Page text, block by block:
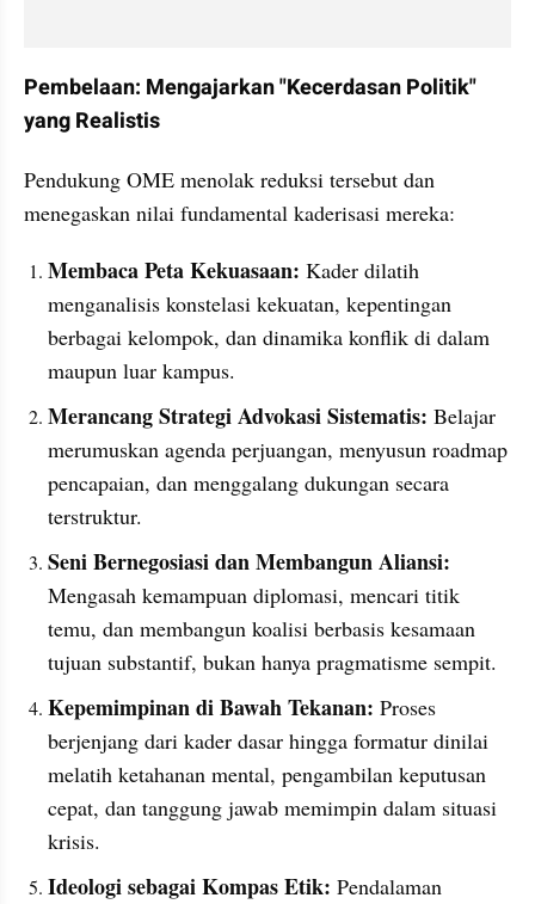
Pembelaan: Mengajarkan "Kecerdasan Politik"
yang Realistis
Pendukung OME menolak reduksi tersebut dan
menegaskan nilai fundamental kaderisasi mereka:
Membaca Peta Kekuasaan: Kader dilatih
menganalisis konstelasi kekuatan, kepentingan
berbagai kelompok, dan dinamika konflik di dalam
maupun luar kampus.
Merancang Strategi Advokasi Sistematis: Belajar
merumuskan agenda perjuangan, menyusun roadmap
pencapaian, dan menggalang dukungan secara
terstruktur.
Seni Bernegosiasi dan Membangun Aliansi:
Mengasah kemampuan diplomasi, mencari titik
temu, dan membangun koalisi berbasis kesamaan
tujuan substantif, bukan hanya pragmatisme sempit.
Kepemimpinan di Bawah Tekanan: Proses
berjenjang dari kader dasar hingga formatur dinilai
melatih ketahanan mental, pengambilan keputusan
cepat, dan tanggung jawab memimpin dalam situasi
krisis.
Ideologi sebagai Kompas Etik: Pendalaman